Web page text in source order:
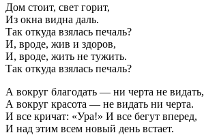
Дом стоит, свет горит,
Из окна видна даль.
Так откуда взялась печаль?
И, вроде, жив и здоров,
И, вроде, жить не тужить.
Так откуда взялась печаль?
А вокруг благодать — ни черта не видать,
А вокруг красота — не видать ни черта.
И все кричат: «Ура!» И все бегут вперед,
И над этим всем новый день встает.